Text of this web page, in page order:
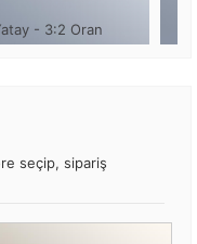
- 3:2 Oran
seçip, sipariş